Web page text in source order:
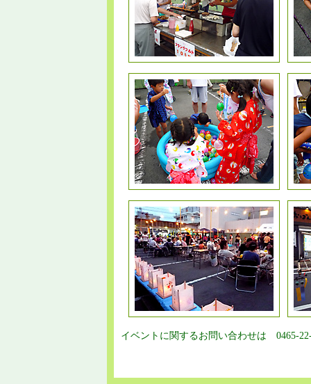
イベントに関するお問い合わせは 0465-